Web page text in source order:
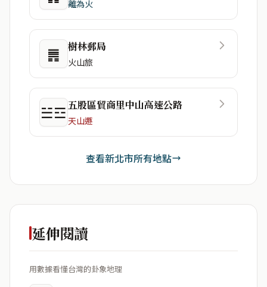
離為火
䷠ 樹林郵局
火山旅
☱☲ 五股區貿商里中山高速公路
天山遯
查看新北市所有地點
延伸閱讀
用數據看懂台灣的卦象地理